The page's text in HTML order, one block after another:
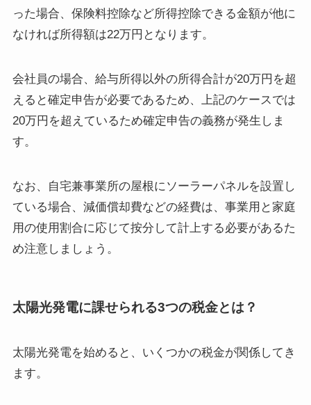
った場合、保険料控除など所得控除できる金額が他に
なければ所得額は22万円となります。
会社員の場合、給与所得以外の所得合計が20万円を超
えると確定申告が必要であるため、上記のケースでは
20万円を超えているため確定申告の義務が発生しま
す。
なお、自宅兼事業所の屋根にソーラーパネルを設置し
ている場合、減価償却費などの経費は、事業用と家庭
用の使用割合に応じて按分して計上する必要があるた
め注意しましょう。
太陽光発電に課せられる3つの税金とは？
太陽光発電を始めると、いくつかの税金が関係してき
ます。